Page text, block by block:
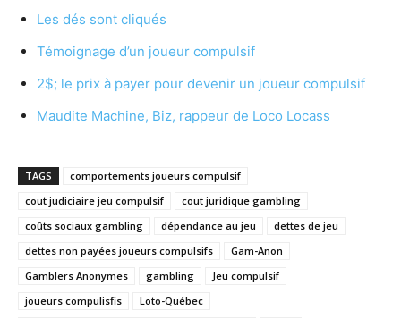
Les dés sont cliqués
Témoignage d’un joueur compulsif
2$; le prix à payer pour devenir un joueur compulsif
Maudite Machine, Biz, rappeur de Loco Locass
TAGS
comportements joueurs compulsif
cout judiciaire jeu compulsif
cout juridique gambling
coûts sociaux gambling
dépendance au jeu
dettes de jeu
dettes non payées joueurs compulsifs
Gam-Anon
Gamblers Anonymes
gambling
Jeu compulsif
joueurs compulisfis
Loto-Québec